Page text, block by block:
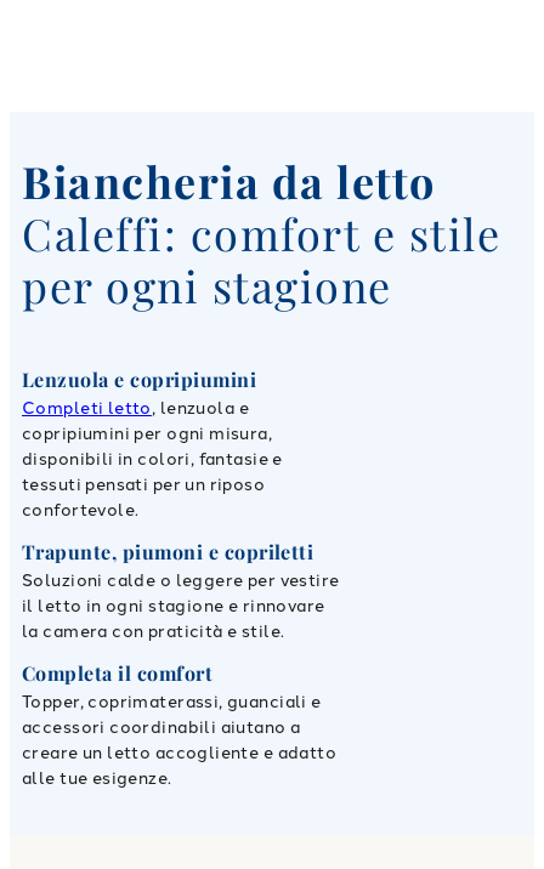
Biancheria da letto
Caleffi: comfort e stile
per ogni stagione
Lenzuola e copripiumini
Completi letto, lenzuola e
copripiumini per ogni misura,
disponibili in colori, fantasie e
tessuti pensati per un riposo
confortevole.
Trapunte, piumoni e copriletti
Soluzioni calde o leggere per vestire
il letto in ogni stagione e rinnovare
la camera con praticità e stile.
Completa il comfort
Topper, coprimaterassi, guanciali e
accessori coordinabili aiutano a
creare un letto accogliente e adatto
alle tue esigenze.